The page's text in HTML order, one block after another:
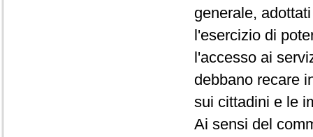
generale,
l'esercizio di
l'accesso ai
debbano recare
sui cittadini e le
Ai sensi del